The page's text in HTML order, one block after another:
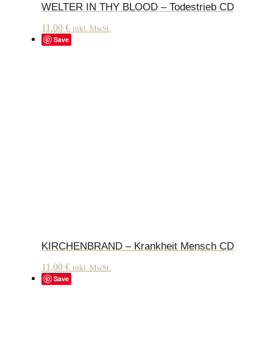
WELTER IN THY BLOOD – Todestrieb CD
11,00 € inkl. MwSt.
Save
KIRCHENBRAND – Krankheit Mensch CD
11,00 € inkl. MwSt.
Save